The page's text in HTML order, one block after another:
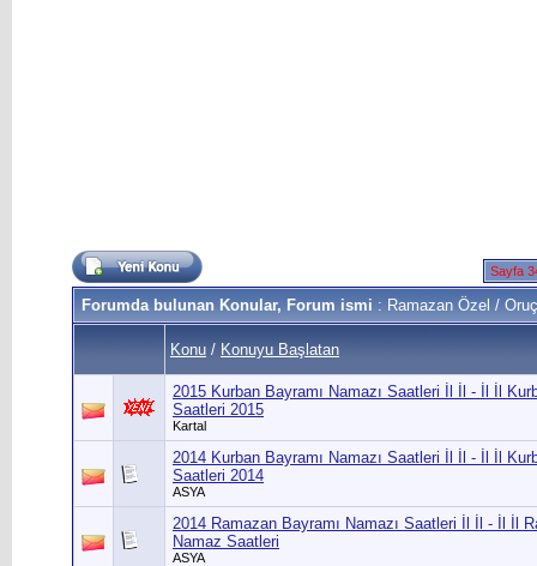
Sayfa
Forumda bulunan Konular, Forum ismi : Ramazan Özel /
Konu / Konuyu Başlatan
2015 Kurban Bayramı Namazı Saatleri İl İl - İl İl
Saatleri 2015
Kartal
2014 Kurban Bayramı Namazı Saatleri İl İl - İl İl
Saatleri 2014
ASYA
2014 Ramazan Bayramı Namazı Saatleri İl İl - İl İl
Namaz Saatleri
ASYA